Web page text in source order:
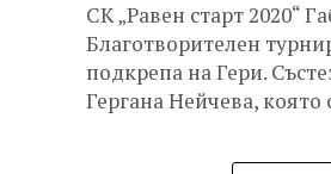
СК „Равен старт 2020“
Благотворителен
подкрепа на Гери.
Гергана Нейчева, която